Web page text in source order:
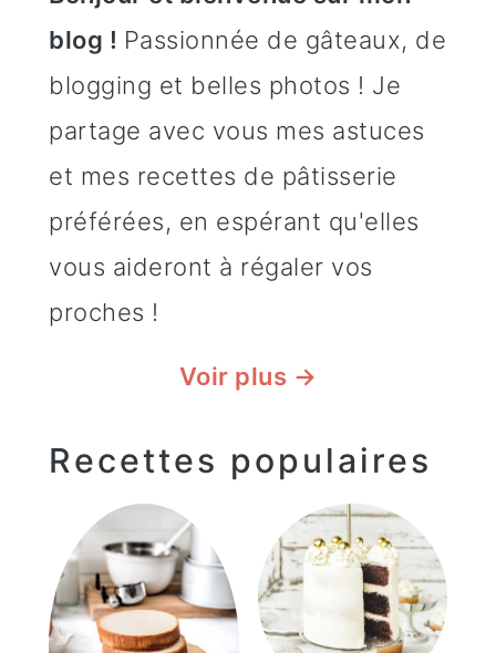
blog ! Passionnée de gâteaux, de
blogging et belles photos ! Je
partage avec vous mes astuces
et mes recettes de pâtisserie
préférées, en espérant qu'elles
vous aideront à régaler vos
proches !
Voir plus →
Recettes populaires